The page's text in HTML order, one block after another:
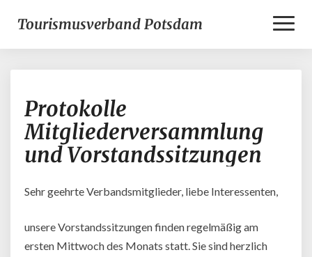
Tourismusverband Potsdam
Vorstandssitzungen
Protokolle
Mitgliederversammlung
und Vorstandssitzungen
Sehr geehrte Verbandsmitglieder, liebe Interessenten,
unsere Vorstandssitzungen finden regelmäßig am
ersten Mittwoch des Monats statt. Sie sind herzlich